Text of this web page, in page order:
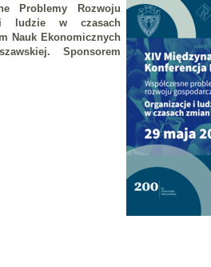
Problemy Rozwoju
i ludzie w czasach
Nauk Ekonomicznych
Sponsorem